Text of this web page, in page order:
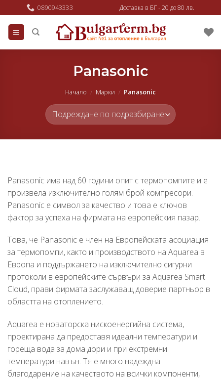
to
content
0890943333 Доставка в БГ - 20 до 80 лв.
Panasonic
Начало / Марки / Panasonic
Panasonic има над 60 години опит с термопомпите и е
произвела изключително голям брой компресори.
Panasonic е символ за качество и това е ключов
фактор за успеха на фирмата на европейския пазар.
Това, че Panasonic е член на Европейската асоциация
за термопомпи, както и производството на Aquarea в
Европа и поддържането на изключително сигурни
протоколи в европейските сървъри за Aquarea Smart
Cloud, прави фирмата заслужаващ доверие партньор в
областта на отоплението.
Aquarea е новаторска нискоенергийна система,
проектирана да предоставя идеални температури и
гореща вода за дома дори и при екстремни
температури навън. Тя е много надеждна
благодарение на качеството на всички компоненти,